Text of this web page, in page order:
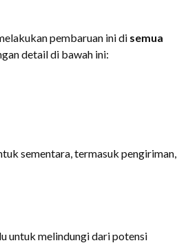
pembaruan ini di semua
detail di bawah ini:
sementara, termasuk pengiriman,
untuk melindungi dari potensi